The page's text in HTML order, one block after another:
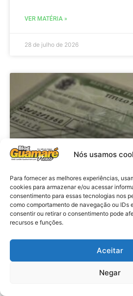
Nós usamos
Para fornecer as melhores experiências,
cookies para armazenar e/ou acessar
consentimento para essas tecnologias nos
como comportamento de navegação ou IDs
consentir ou retirar o consentimento pode
recursos e funções.
Aceitar
Negar
VER MATÉRIA »
28 de julho de 2026
Brasil: Policia Federal
753 casos de crimes
antes das eleições